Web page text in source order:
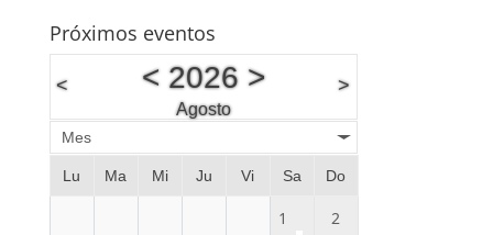
Próximos eventos
< < 2026>
Agosto
>
Mes
Lu Ma Mi Ju Vi Sa Do
1 2